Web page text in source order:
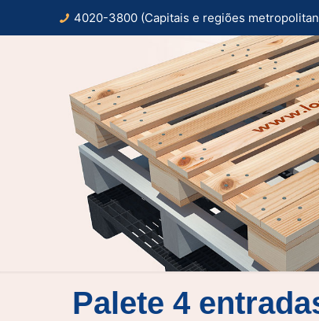
4020-3800 (Capitais e regiões
Palete 4